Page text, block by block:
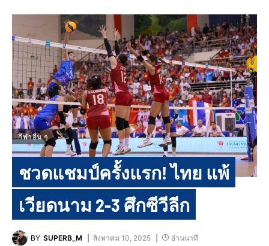
กีฬาอื่น ๆ
ชวดแชมป์ครั้งแรก! ไทย แพ้
เวียดนาม 2-3 ศึกซีวีลีก
BY SUPERB_M สิงหาคม 10, 2025 อ่านนาที